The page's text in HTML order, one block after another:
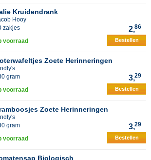
Kruidendrank
Hooy
zakjes
2,86
voorraad Bestellen
Zoete Herinneringen
gram
3,29
voorraad Bestellen
Zoete Herinneringen
gram
3,29
voorraad Bestellen
Biologisch